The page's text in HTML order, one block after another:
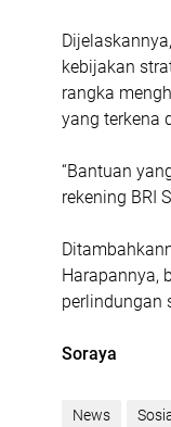
kebijakan
rangka
yang terkena
“Bantuan
rekening BRI
Harapannya,
perlindungan
Soraya
News